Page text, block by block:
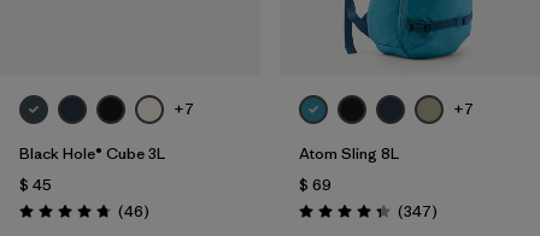
+7
Black Hole® Cube 3L
$ 45
Valoración: 4.8 / 5
(46Comentarios
)
+7
Atom Sling 8L
$ 69
Valoración: 4.3 / 5
(347Comentarios
)